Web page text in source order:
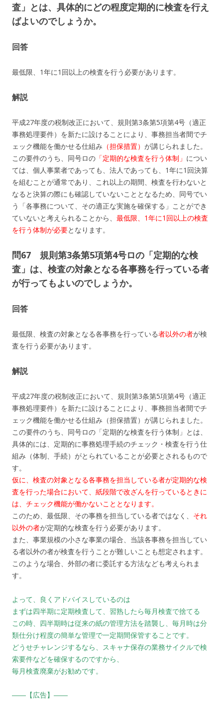
査」とは、具体的にどの程度定期的に検査を行え
ばよいのでしょうか。
回答
最低限、1年に1回以上の検査を行う必要があります。
解説
平成27年度の税制改正において、規則第3条第5項第4号（適正
事務処理要件）を新たに設けることにより、事務担当者間でチ
ェック機能を働かせる仕組み （担保措置） が講じられました。
この要件のうち、同号ロの 「定期的な検査を行う体制」 につい
ては、個人事業者であっても、法人であっても、1年に1回決算
を組むことが通常であり、これ以上の期間、検査を行わないと
なると決算の際にも確認していないこととなるため、同号でい
う「各事務について、その適正な実施を確保する」ことができ
ていないと考えられることから、 最低限、1年に1回以上の検査
を行う体制が必要となります。
問67 規則第3条第5項第4号ロの「定期的な検
査」は、検査の対象となる各事務を行っている者
が行ってもよいのでしょうか。
回答
最低限、検査の対象となる各事務を行っている者以外の者が検
査を行う必要があります。
解説
平成27年度の税制改正において、規則第3条第5項第4号（適正
事務処理要件）を新たに設けることにより、事務担当者間でチ
ェック機能を働かせる仕組み（担保措置）が講じられました。
この要件のうち、同号ロの「定期的な検査を行う体制」とは、
具体的には、定期的に事務処理手続のチェック・検査を行う仕
組み（体制、手続）がとられていることが必要とされるもので
す。
仮に、検査の対象となる各事務を担当している者が定期的な検
査を行った場合において、紙段階で改ざんを行っているときに
は、チェック機能が働かないこととなります。
このため、最低限、その事務を担当している者ではなく、 それ
以外の者が定期的な検査を行う必要があります。
また、事業規模の小さな事業の場合、当該各事務を担当してい
る者以外の者が検査を行うことが難しいことも想定されます。
このような場合、外部の者に委託する方法なども考えられま
す。
よって、良くアドバイスしているのは
まずは四半期に定期検査して、習熟したら毎月検査で捨てる
この時、四半期時は従来の紙の管理方法を踏襲し、毎月時は分
類仕分け程度の簡単な管理で一定期間保管することです。
どうせチャレンジするなら、スキャナ保存の業務サイクルで検
索要件などを確保するのですから、
毎月検査廃棄がお勧めです。
――【広告】――